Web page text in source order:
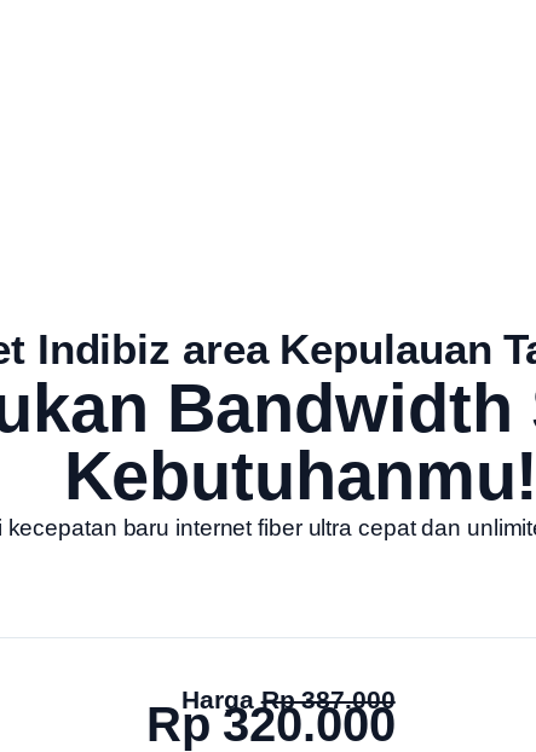
Indibiz area Kepulauan
Bandwidth
Kebutuhanmu!
baru internet fiber ultra cepat dan
HargaRp 387.000
Rp 320.000